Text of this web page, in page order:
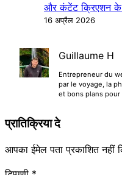
और कंटेंट क्रिएशन के
16 अप्रैल 2026
Guillaume H
Entrepreneur du
par le voyage, la
et bons plans
प्रातिक्रिया दे
आपका ईमेल पता प्रकाशित नहीं